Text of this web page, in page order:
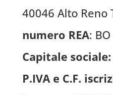
40046 Alto Reno
numero REA:
Capitale sociale:
P.IVA e C.F.